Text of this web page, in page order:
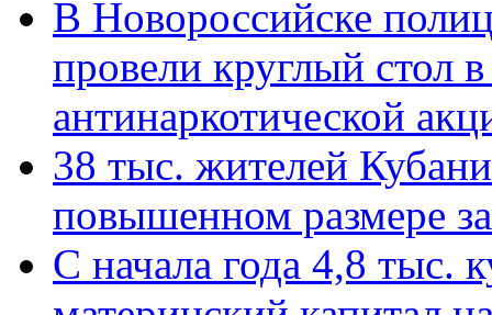
В Новороссийске
провели круглый стол
антинаркотической
38 тыс. жителей
повышенном размере
С начала года 4,8 тыс.